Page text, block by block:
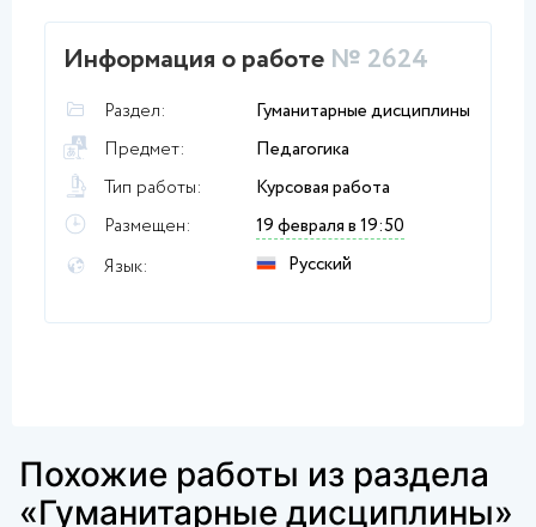
Информация о работе № 2624
Раздел:
Гуманитарные дисциплины
Предмет:
Педагогика
Тип работы:
Курсовая работа
Размещен:
19 февраля в 19:50
Язык:
Русский
Похожие работы из раздела
«Гуманитарные дисциплины»